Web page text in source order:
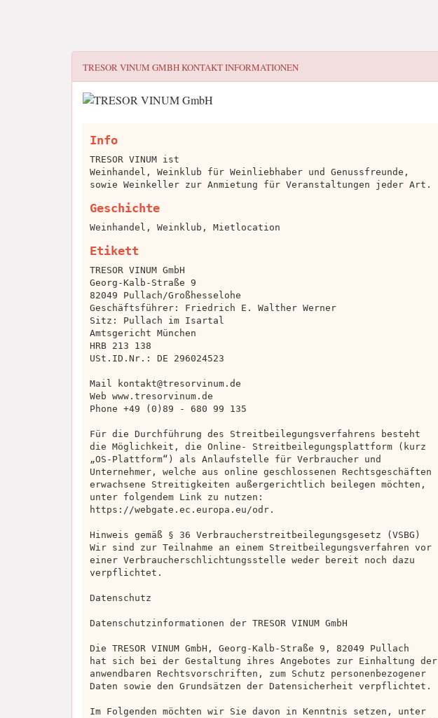
TRESOR VINUM GMBHKONTAKT INFORMATIONEN
Info
TRESOR VINUM ist
Weinhandel, Weinklub für Weinliebhaber und Genussfreunde,
sowie Weinkeller zur Anmietung für Veranstaltungen jeder Art.
Geschichte
Weinhandel, Weinklub, Mietlocation
Etikett
TRESOR VINUM GmbH
Georg-Kalb-Straße 9
82049 Pullach/Großhesselohe
Geschäftsführer: Friedrich E. Walther Werner
Sitz: Pullach im Isartal
Amtsgericht München
HRB 213 138
USt.ID.Nr.: DE 296024523
Mail
kontakt@tresorvinum.de
Web www.tresorvinum.de
Phone +49 (0)89 - 680 99 135
Für die Durchführung des Streitbeilegungsverfahrens besteht
die Möglichkeit, die Online‐ Streitbeilegungsplattform (kurz
„OS‐Plattform“) als Anlaufstelle für Verbraucher und
Unternehmer, welche aus online geschlossenen Rechtsgeschäften
erwachsene Streitigkeiten außergerichtlich beilegen möchten,
unter folgendem Link zu nutzen:
https://webgate.ec.europa.eu/odr.
Hinweis gemäß § 36 Verbraucherstreitbeilegungsgesetz (VSBG)
Wir sind zur Teilnahme an einem Streitbeilegungsverfahren vor
einer Verbraucherschlichtungsstelle weder bereit noch dazu
verpflichtet.
Datenschutz
Datenschutzinformationen der TRESOR VINUM GmbH
Die TRESOR VINUM GmbH, Georg-Kalb-Straße 9, 82049 Pullach
hat sich bei der Gestaltung ihres Angebotes zur Einhaltung der
anwendbaren Rechtsvorschriften, zum Schutz personenbezogener
Daten sowie den Grundsätzen der Datensicherheit verpflichtet.
Im Folgenden möchten wir Sie davon in Kenntnis setzen, unter